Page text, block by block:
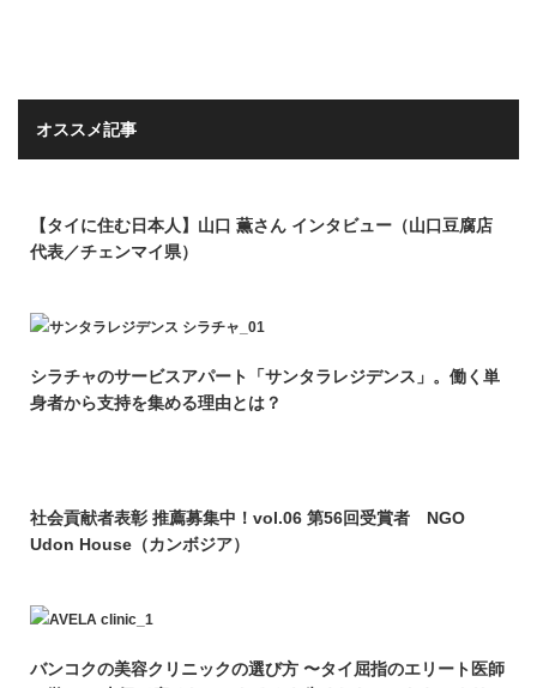
オススメ記事
【タイに住む日本人】山口 薫さん インタビュー（山口豆腐店
代表／チェンマイ県）
シラチャのサービスアパート「サンタラレジデンス」。働く単
身者から支持を集める理由とは？
社会貢献者表彰 推薦募集中！vol.06 第56回受賞者 NGO
Udon House（カンボジア）
バンコクの美容クリニックの選び方 〜タイ屈指のエリート医師